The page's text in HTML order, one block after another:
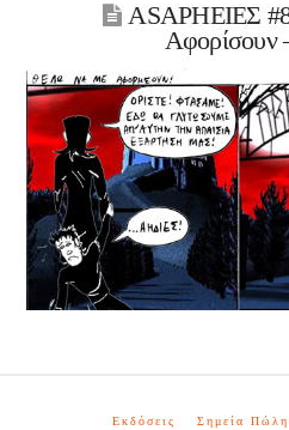
ASAPHΕΙΕΣ
Αφορίσουν
Εκδόσεις Σημεία